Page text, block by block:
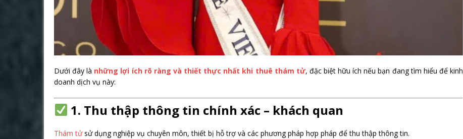
Dưới đây là những lợi ích rõ ràng và thiết thực nhất khi thuê thám tử, đặc biệt hữu ích nếu bạn đang tìm hiểu để kinh
doanh dịch vụ này:
1. Thu thập thông tin chính xác – khách quan
Thám tửsử dụng nghiệp vụ chuyên môn, thiết bị hỗ trợ và các phương pháp hợp pháp để thu thập thông tin.